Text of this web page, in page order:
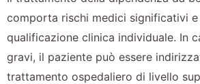
comporta rischi medici significativi e
qualificazione clinica individuale. In
gravi, il paziente può essere
trattamento ospedaliero di livello